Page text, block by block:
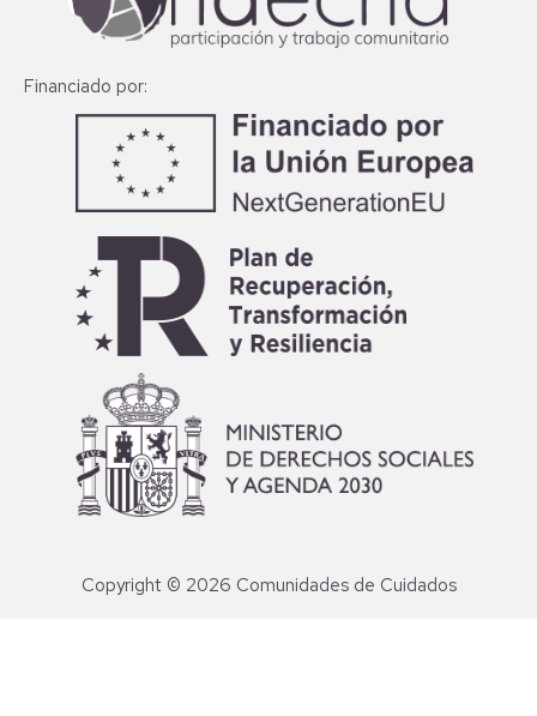
Financiado por:
Copyright © 2026 Comunidades de Cuidados